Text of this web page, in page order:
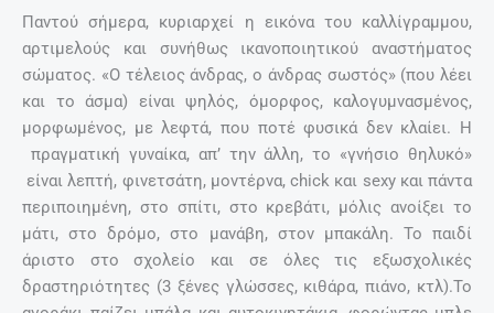
Παντού σήμερα, κυριαρχεί η εικόνα του καλλίγραμμου,
αρτιμελούς και συνήθως ικανοποιητικού αναστήματος
σώματος. «Ο τέλειος άνδρας, ο άνδρας σωστός» (που λέει
και το άσμα) είναι ψηλός, όμορφος, καλογυμνασμένος,
μορφωμένος, με λεφτά, που ποτέ φυσικά δεν κλαίει. Η
πραγματική γυναίκα, απ’ την άλλη, το «γνήσιο θηλυκό»
είναι λεπτή, φινετσάτη, μοντέρνα, chick και sexy και πάντα
περιποιημένη, στο σπίτι, στο κρεβάτι, μόλις ανοίξει το
μάτι, στο δρόμο, στο μανάβη, στον μπακάλη. Το παιδί
άριστο στο σχολείο και σε όλες τις εξωσχολικές
δραστηριότητες (3 ξένες γλώσσες, κιθάρα, πιάνο, κτλ).Το